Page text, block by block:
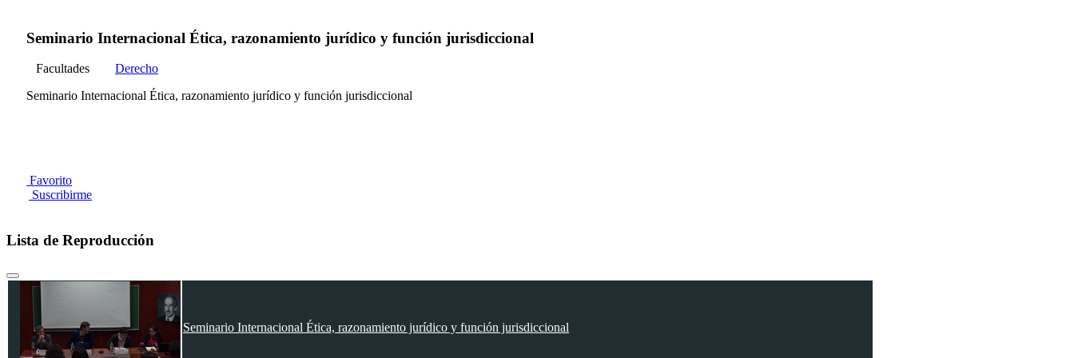
Seminario Internacional Ética, razonamiento jurídico y función jurisdiccional
Facultades
Derecho
Seminario Internacional Ética, razonamiento jurídico y función jurisdiccional
Favorito
Suscribirme
Lista de Reproducción
Seminario Internacional Ética, razonamiento jurídico y función jurisdiccional